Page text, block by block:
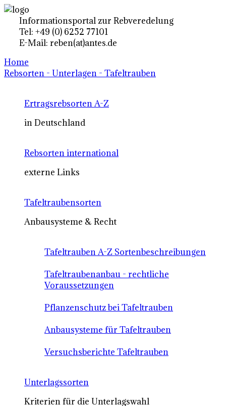
Informationsportal zur Rebveredelung
Tel: +49 (0) 6252 77101
E-Mail: reben(at)antes.de
Home
Rebsorten - Unterlagen - Tafeltrauben
Ertragsrebsorten A-Z
in Deutschland
Rebsorten international
externe Links
Tafeltraubensorten
Anbausysteme & Recht
Tafeltrauben A-Z Sortenbeschreibungen
Tafeltraubenanbau - rechtliche
Voraussetzungen
Pflanzenschutz bei Tafeltrauben
Anbausysteme für Tafeltrauben
Versuchsberichte Tafeltrauben
Unterlagssorten
Kriterien für die Unterlagswahl